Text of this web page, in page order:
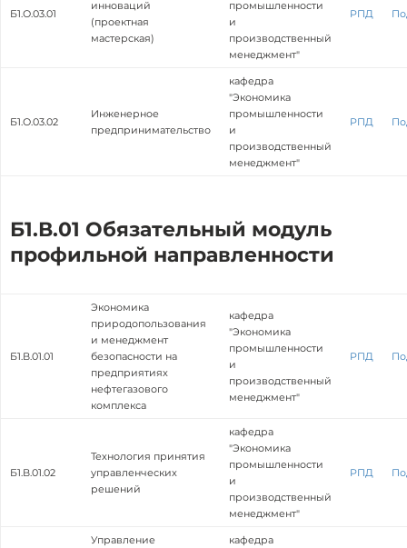
Б1.О.03.01
инноваций
(проектная
мастерская)
промышленности
и
производственный
менеджмент"
РПД
Б1.О.03.02
Инженерное
предпринимательство
кафедра
"Экономика
промышленности
и
производственный
менеджмент"
РПД
Б1.В.01 Обязательный модуль
профильной направленности
Б1.В.01.01
Экономика
природопользования
и менеджмент
безопасности на
предприятиях
нефтегазового
комплекса
кафедра
"Экономика
промышленности
и
производственный
менеджмент"
РПД
Б1.В.01.02
Технология принятия
управленческих
решений
кафедра
"Экономика
промышленности
и
производственный
менеджмент"
РПД
Управление
кафедра